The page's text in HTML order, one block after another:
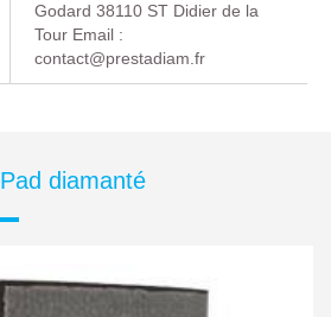
Godard 38110 ST Didier de la
Tour Email :
contact@prestadiam.fr
Pad diamanté